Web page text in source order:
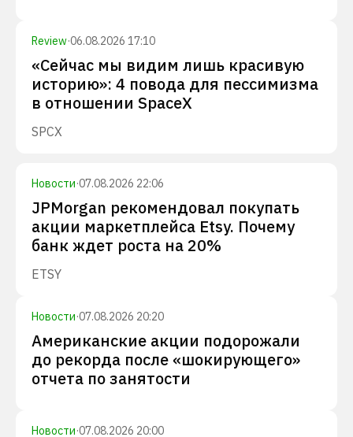
Review·06.08.2026 17:10
«Сейчас мы видим лишь красивую
историю»: 4 повода для пессимизма
в отношении SpaceX
SPCX
Новости·07.08.2026 22:06
JPMorgan рекомендовал покупать
акции маркетплейса Etsy. Почему
банк ждет роста на 20%
ETSY
Новости·07.08.2026 20:20
Американские акции подорожали
до рекорда после «шокирующего»
отчета по занятости
Новости·07.08.2026 20:00